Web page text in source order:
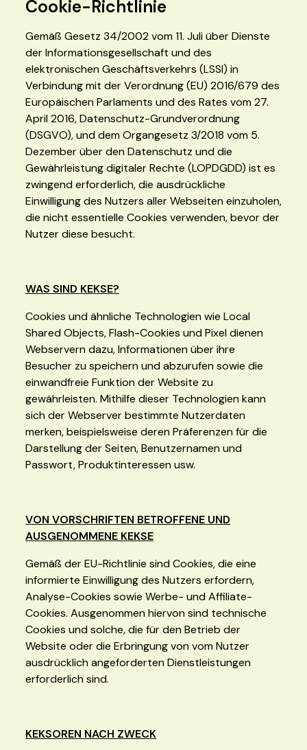
Cookie-Richtlinie
Gemäß Gesetz 34/2002 vom 11. Juli über Dienste
der Informationsgesellschaft und des
elektronischen Geschäftsverkehrs (LSSI) in
Verbindung mit der Verordnung (EU) 2016/679 des
Europäischen Parlaments und des Rates vom 27.
April 2016, Datenschutz-Grundverordnung
(DSGVO), und dem Organgesetz 3/2018 vom 5.
Dezember über den Datenschutz und die
Gewährleistung digitaler Rechte (LOPDGDD) ist es
zwingend erforderlich, die ausdrückliche
Einwilligung des Nutzers aller Webseiten einzuholen,
die nicht essentielle Cookies verwenden, bevor der
Nutzer diese besucht.
WAS SIND KEKSE?
Cookies und ähnliche Technologien wie Local
Shared Objects, Flash-Cookies und Pixel dienen
Webservern dazu, Informationen über ihre
Besucher zu speichern und abzurufen sowie die
einwandfreie Funktion der Website zu
gewährleisten. Mithilfe dieser Technologien kann
sich der Webserver bestimmte Nutzerdaten
merken, beispielsweise deren Präferenzen für die
Darstellung der Seiten, Benutzernamen und
Passwort, Produktinteressen usw.
VON VORSCHRIFTEN BETROFFENE UND
AUSGENOMMENE KEKSE
Gemäß der EU-Richtlinie sind Cookies, die eine
informierte Einwilligung des Nutzers erfordern,
Analyse-Cookies sowie Werbe- und Affiliate-
Cookies. Ausgenommen hiervon sind technische
Cookies und solche, die für den Betrieb der
Website oder die Erbringung von vom Nutzer
ausdrücklich angeforderten Dienstleistungen
erforderlich sind.
KEKSOREN NACH ZWECK